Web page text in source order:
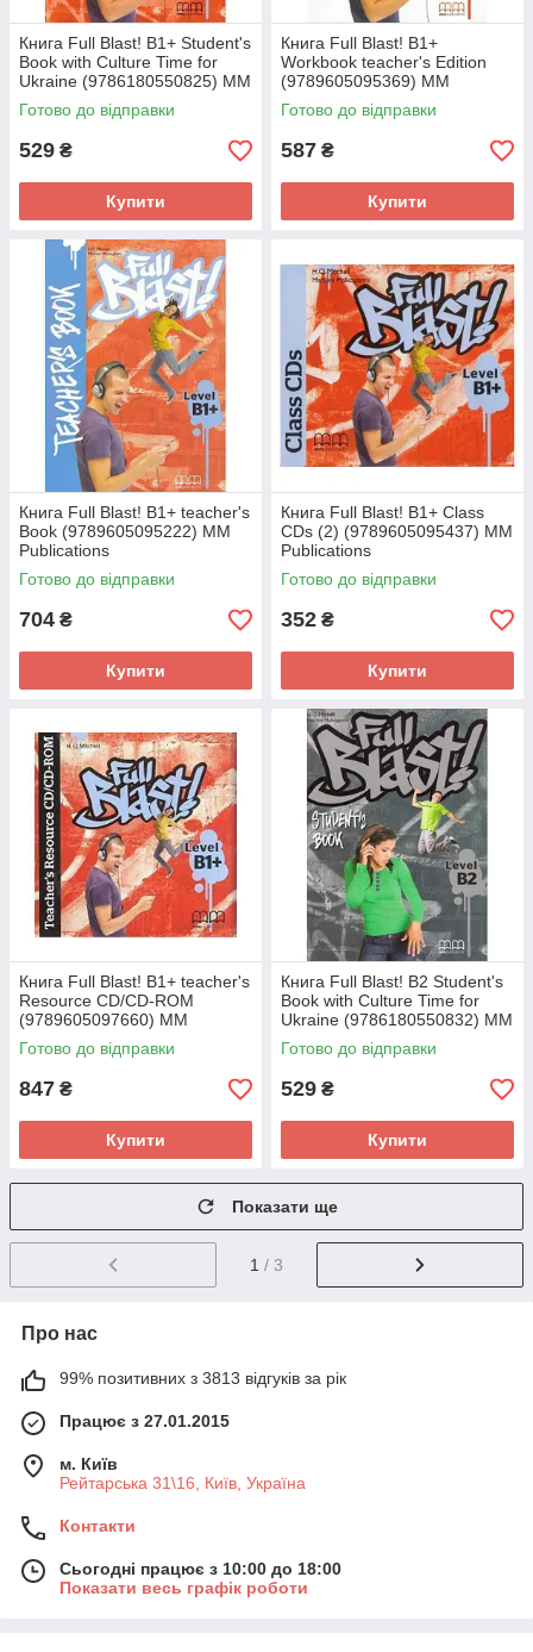
Книга Full Blast! B1+ Student's
Book with Culture Time for
Ukraine (9786180550825) MM
Publications
Готово до відправки
529 ₴
Купити
Книга Full Blast! B1+
Workbook teacher's Edition
(9789605095369) MM
Publications
Готово до відправки
587 ₴
Купити
Книга Full Blast! B1+ teacher's
Book (9789605095222) MM
Publications
Готово до відправки
704 ₴
Купити
Книга Full Blast! B1+ Class
CDs (2) (9789605095437) MM
Publications
Готово до відправки
352 ₴
Купити
Книга Full Blast! B1+ teacher's
Resource CD/CD-ROM
(9789605097660) MM
Publications
Готово до відправки
847 ₴
Купити
Книга Full Blast! B2 Student's
Book with Culture Time for
Ukraine (9786180550832) MM
Publications
Готово до відправки
529 ₴
Купити
Показати ще
1 / 3
Про нас
99% позитивних з 3813 відгуків за рік
Працює з 27.01.2015
м. Київ
Рейтарська 31\16, Київ, Україна
Контакти
Сьогодні працює з 10:00 до 18:00
Показати весь графік роботи